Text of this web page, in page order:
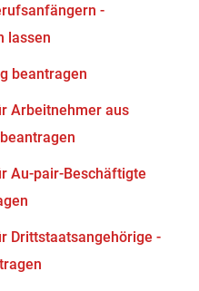
-
lassen
beantragen
Arbeitnehmer aus
Au-pair-Beschäftigte
Drittstaatsangehörige -